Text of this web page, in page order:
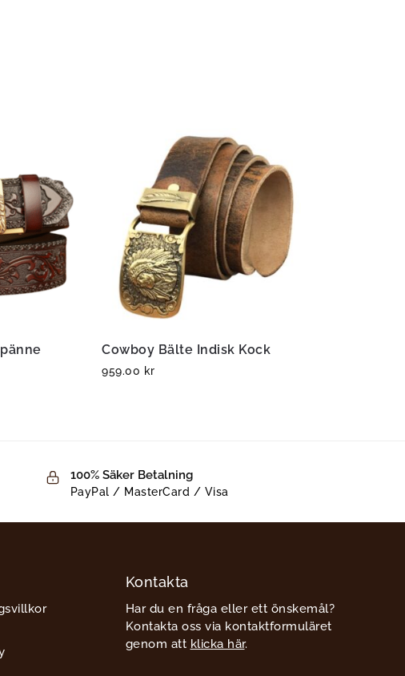
Cowboy Bälte Indisk Kock
959.00 kr
100% Säker Betalning
PayPal / MasterCard / Visa
Kontakta
Har du en fråga eller ett önskemål?
Kontakta oss via kontaktformuläret
genom att klicka här.